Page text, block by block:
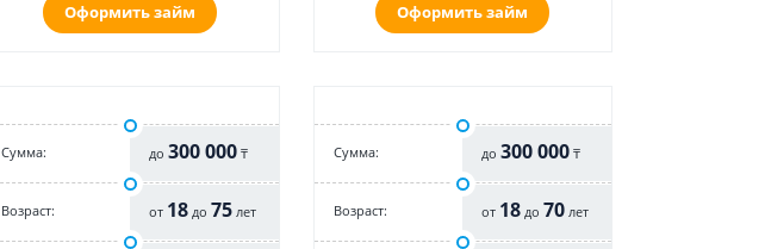
Оформить займ Оформить займ
Cумма: до300 000 ₸
Возраст: от 18 до 75 лет
Cумма: до300 000 ₸
Возраст: от 18 до 70 лет